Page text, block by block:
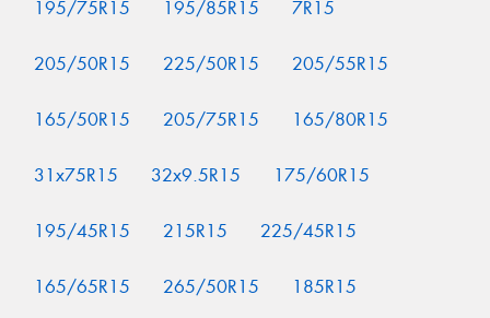
195/75R15 195/85R15 7R15
205/50R15 225/50R15 205/55R15
165/50R15 205/75R15 165/80R15
31x75R15 32x9.5R15 175/60R15
195/45R15 215R15 225/45R15
165/65R15 265/50R15 185R15